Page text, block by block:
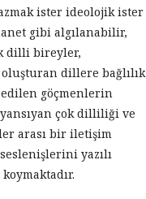
ister ideolojik ister
gibi algılanabilir,
dilli bireyler,
dillere bağlılık
edilen göçmenlerin
çok dilliliği ve
arası bir iletişim
yazılı